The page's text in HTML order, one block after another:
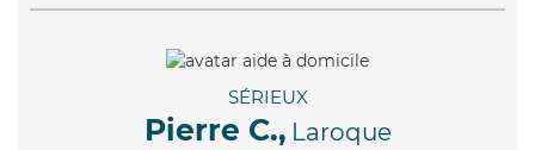
SÉRIEUX
Pierre C., Laroque